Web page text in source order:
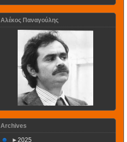
Αλέκος Παναγούλης
Archives
► 2025